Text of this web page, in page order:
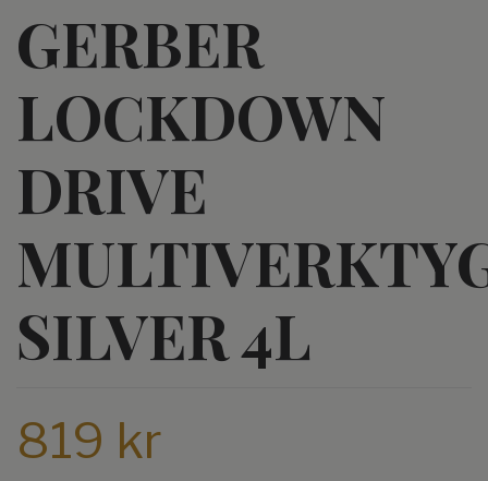
GERBER
LOCKDOWN
DRIVE
SILVER 4L
819 kr